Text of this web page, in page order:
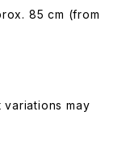
85 cm (from
may